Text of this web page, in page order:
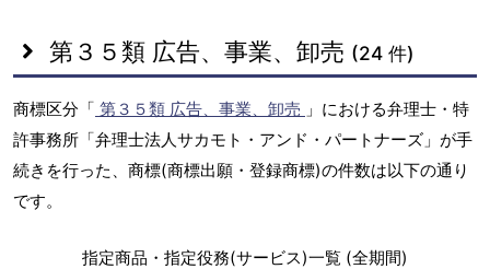
第３５類 広告、事業、卸売 (24 件)
商標区分「 第３５類 広告、事業、卸売 」における弁理士・特
許事務所「弁理士法人サカモト・アンド・パートナーズ」が手
続きを行った、商標(商標出願・登録商標)の件数は以下の通り
です。
指定商品・指定役務(サービス)一覧 (全期間)